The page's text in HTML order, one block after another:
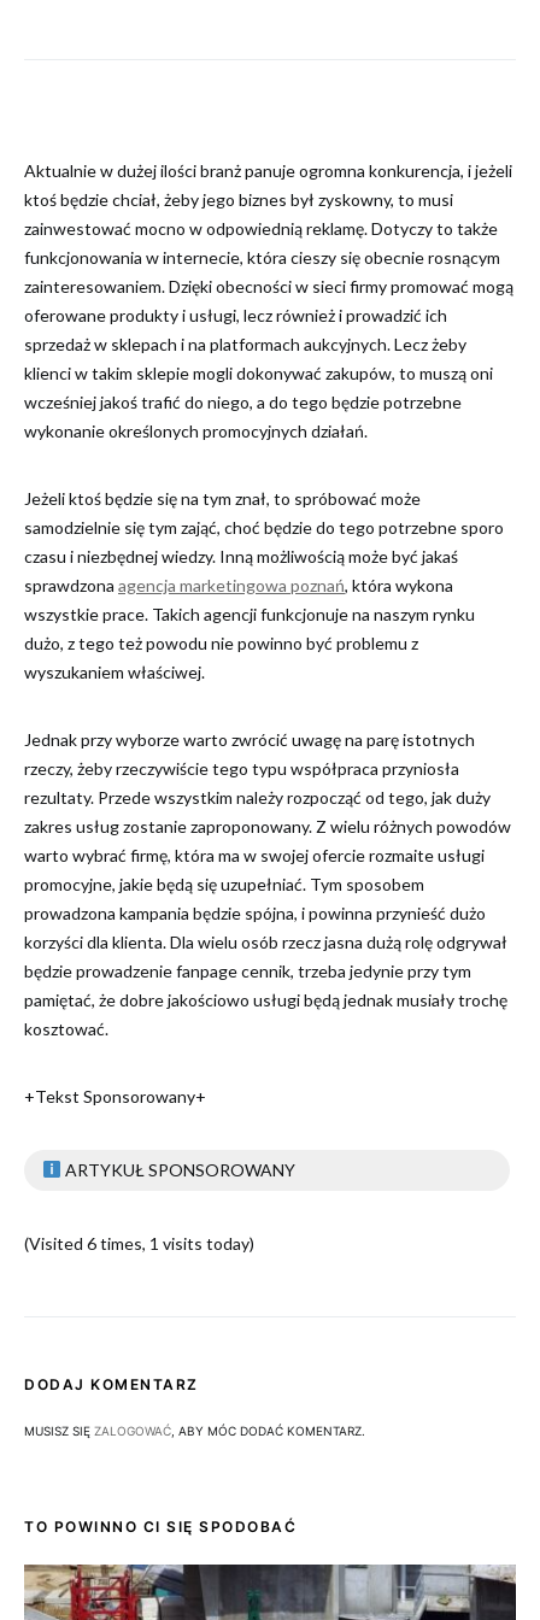
Aktualnie w dużej ilości branż panuje ogromna konkurencja, i jeżeli
ktoś będzie chciał, żeby jego biznes był zyskowny, to musi
zainwestować mocno w odpowiednią reklamę. Dotyczy to także
funkcjonowania w internecie, która cieszy się obecnie rosnącym
zainteresowaniem. Dzięki obecności w sieci firmy promować mogą
oferowane produkty i usługi, lecz również i prowadzić ich
sprzedaż w sklepach i na platformach aukcyjnych. Lecz żeby
klienci w takim sklepie mogli dokonywać zakupów, to muszą oni
wcześniej jakoś trafić do niego, a do tego będzie potrzebne
wykonanie określonych promocyjnych działań.
Jeżeli ktoś będzie się na tym znał, to spróbować może
samodzielnie się tym zająć, choć będzie do tego potrzebne sporo
czasu i niezbędnej wiedzy. Inną możliwością może być jakaś
sprawdzona agencja marketingowa poznań, która wykona
wszystkie prace. Takich agencji funkcjonuje na naszym rynku
dużo, z tego też powodu nie powinno być problemu z
wyszukaniem właściwej.
Jednak przy wyborze warto zwrócić uwagę na parę istotnych
rzeczy, żeby rzeczywiście tego typu współpraca przyniosła
rezultaty. Przede wszystkim należy rozpocząć od tego, jak duży
zakres usług zostanie zaproponowany. Z wielu różnych powodów
warto wybrać firmę, która ma w swojej ofercie rozmaite usługi
promocyjne, jakie będą się uzupełniać. Tym sposobem
prowadzona kampania będzie spójna, i powinna przynieść dużo
korzyści dla klienta. Dla wielu osób rzecz jasna dużą rolę odgrywał
będzie prowadzenie fanpage cennik, trzeba jedynie przy tym
pamiętać, że dobre jakościowo usługi będą jednak musiały trochę
kosztować.
+Tekst Sponsorowany+
ARTYKUŁ SPONSOROWANY
(Visited 6 times, 1 visits today)
DODAJ KOMENTARZ
MUSISZ SIĘ ZALOGOWAĆ , ABY MÓC DODAĆ KOMENTARZ.
TO POWINNO CI SIĘ SPODOBAĆ